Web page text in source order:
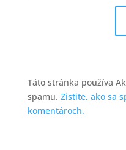
Táto stránka používa
spamu. Zistite, ako sa
komentároch.